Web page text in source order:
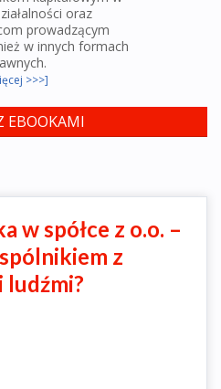
oraz
prowadzącym
w innych formach
>>>]
EBOOKAMI
w spółce z o.o. –
z
ludźmi?